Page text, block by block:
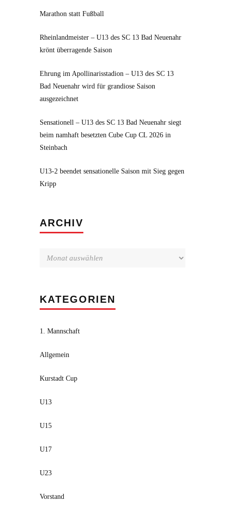
Marathon statt Fußball
Rheinlandmeister – U13 des SC 13 Bad Neuenahr
krönt überragende Saison
Ehrung im Apollinarisstadion – U13 des SC 13
Bad Neuenahr wird für grandiose Saison
ausgezeichnet
Sensationell – U13 des SC 13 Bad Neuenahr siegt
beim namhaft besetzten Cube Cup CL 2026 in
Steinbach
U13-2 beendet sensationelle Saison mit Sieg gegen
Kripp
ARCHIV
KATEGORIEN
1. Mannschaft
Allgemein
Kurstadt Cup
U13
U15
U17
U23
Vorstand